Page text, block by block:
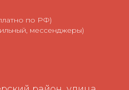
по РФ)
мессенджеры)